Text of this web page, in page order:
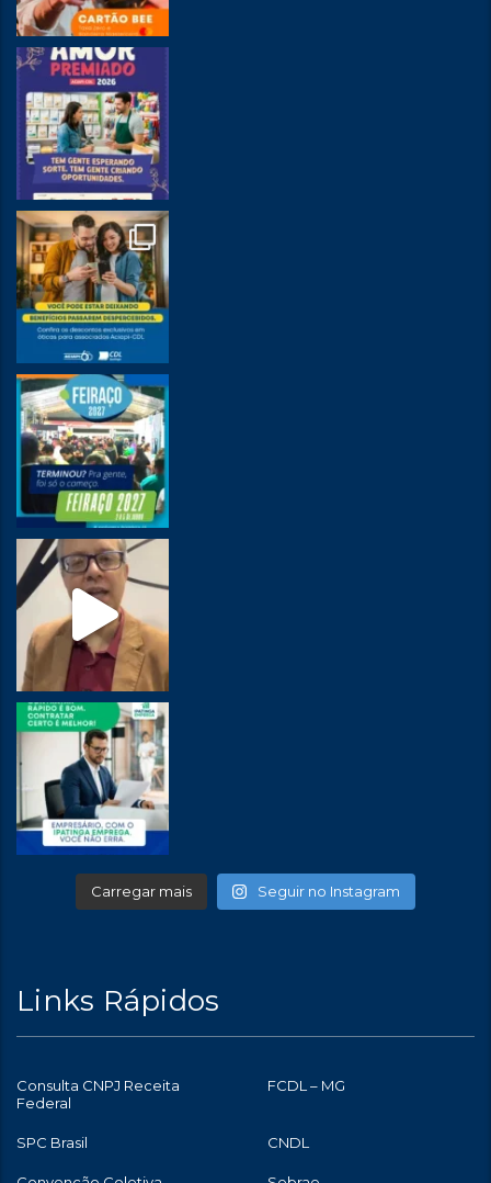
Carregar mais Seguir no Instagram
Links Rápidos
Consulta CNPJ Receita
Federal
FCDL – MG
SPC Brasil CNDL